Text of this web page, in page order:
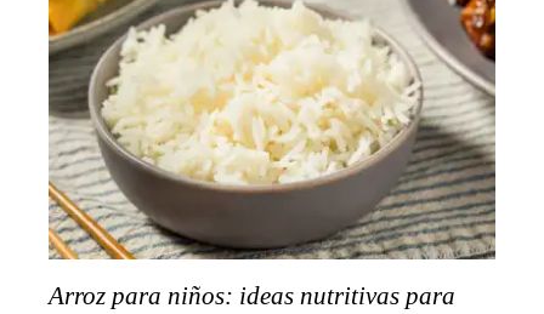
Arroz para niños: ideas nutritivas para